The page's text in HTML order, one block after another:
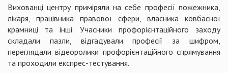
Вихованці центру приміряли на себе професії пожежника,
лікаря, працівника правової сфери, власника ковбасної
крамниці та інші. Учасники профорієнтаційного заходу
складали пазли, відгадували професії за шифром,
переглядали відеоролики профорієнтаційного спрямування
та проходили експрес-тестування.